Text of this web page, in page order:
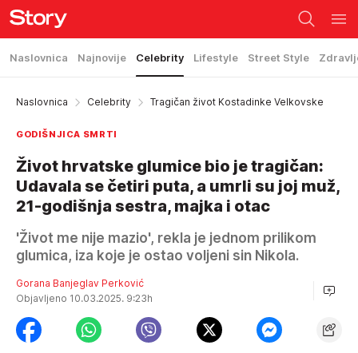
Naslovnica Najnovije Celebrity Lifestyle Street Style
Naslovnica Celebrity Tragičan život Kostadinke Velkovske
GODIŠNJICA SMRTI
Život hrvatske glumice bio je tragičan:
Udavala se četiri puta, a umrli su joj muž,
21-godišnja sestra, majka i otac
'Život me nije mazio', rekla je jednom prilikom
glumica, iza koje je ostao voljeni sin Nikola.
Gorana Banjeglav Perković
Objavljeno 10.03.2025. 9:23h